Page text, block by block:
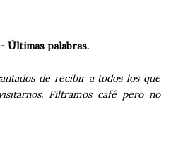
Últimas palabras.
de recibir a todos los que
Filtramos café pero no